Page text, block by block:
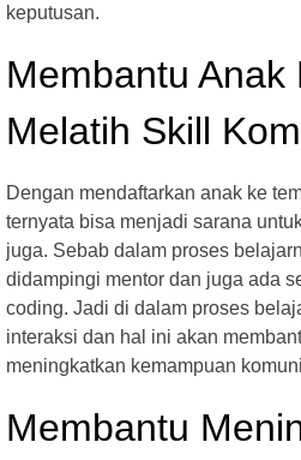
keputusan.
Membantu Anak
Melatih Skill
Dengan mendaftarkan anak ke
ternyata bisa menjadi sarana
juga. Sebab dalam proses
didampingi mentor dan juga ada
coding. Jadi di dalam proses
interaksi dan hal ini akan
meningkatkan kemampuan
Membantu